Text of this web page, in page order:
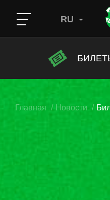
RU
Главная Новости